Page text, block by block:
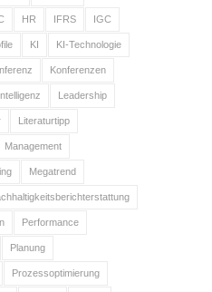
HR IFRS IGC
KI KI-Technologie
Konferenzen
Leadership
Literaturtipp
Management
Megatrend
Performance
Planung
Prozessoptimierung